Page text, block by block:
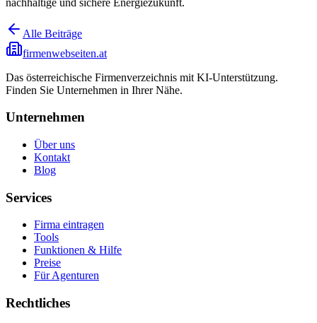
Alle Beiträge
firmenwebseiten.at
Das österreichische Firmenverzeichnis mit KI-Unterstützung.
Finden Sie Unternehmen in Ihrer Nähe.
Unternehmen
Über uns
Kontakt
Blog
Services
Firma eintragen
Tools
Funktionen & Hilfe
Preise
Für Agenturen
Rechtliches